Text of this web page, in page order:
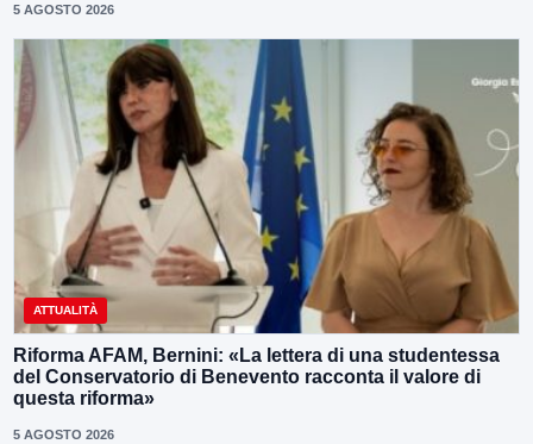
5 AGOSTO 2026
ATTUALITÀ
Riforma AFAM, Bernini: «La lettera di una studentessa
del Conservatorio di Benevento racconta il valore di
questa riforma»
5 AGOSTO 2026